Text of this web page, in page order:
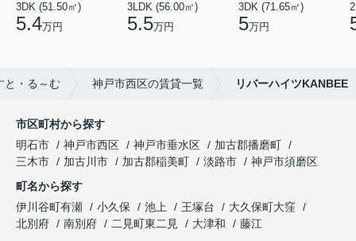
3DK (51.50㎡)
5.4万円
3LDK (56.00㎡)
5.5万円
3DK (71.65㎡)
5万円
と・る～む 神戸市西区の賃貸一覧 リバーハイツKANBEE
市区町村から探す
明石市
神戸市西区 神戸市垂水区
加古郡播磨町
三木市
加古川市 加古郡稲美町 淡路市
神戸市須磨区
町名から探す
伊川谷町有瀬
小久保 池上 王塚台
大久保町大窪
北別府
南別府 二見町東二見 大津和
藤江